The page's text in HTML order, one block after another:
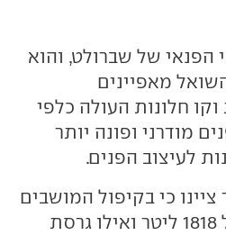
הפנאי של שברולט, והוא
מאפיינים
וקו חלונות העולה כלפי
מודרני ופונה יותר
לעיצוב הפנים.
כי בקיפול המושבים
האחוריים, תא המטען יגיע לנפח של 1818 ליטר ואילו גרסת